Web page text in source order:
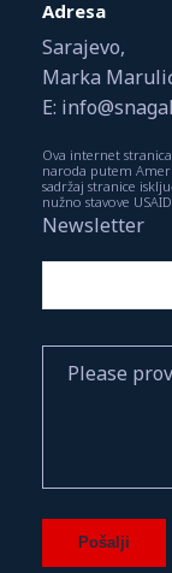
Adresa
Sarajevo,
Marka
E:
Ova internet
naroda putem
sadržaj stranice
nužno stavove
Newsletter
Please